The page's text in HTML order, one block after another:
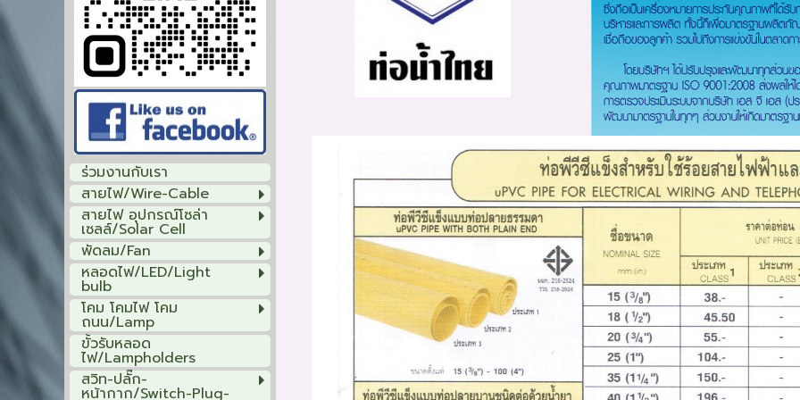
ร่วมงานกับเรา
สายไฟ/Wire-Cable
สายไฟ อุปกรณ์โซล่า
เซลล์/Solar Cell
พัดลม/Fan
หลอดไฟ/LED/Light
bulb
โคม โคมไฟ โคม
ถนน/Lamp
ขั้วรับหลอด
ไฟ/Lampholders
สวิท-ปลั๊ก-
หน้ากาก/Switch-Plug-